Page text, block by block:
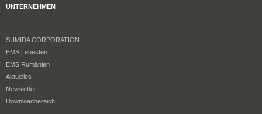
UNTERNEHMEN
SUMIDA CORPORATION
EMS Lehesten
EMS Rumänien
Aktuelles
Newsletter
Downloadbereich